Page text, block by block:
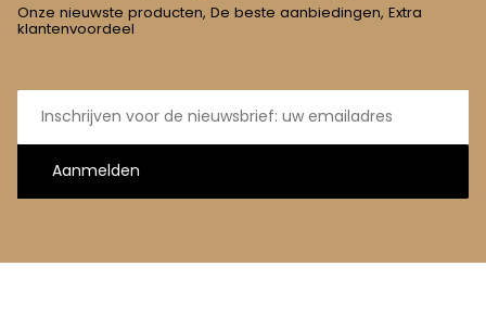
Onze nieuwste producten, De beste aanbiedingen, Extra
klantenvoordeel
E-
mailadres
Aanmelden